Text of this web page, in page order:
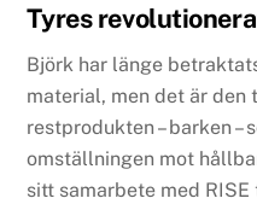
Tyres
Björk har länge
material, men det är
restprodukten – barken –
omställningen mot
sitt samarbete med